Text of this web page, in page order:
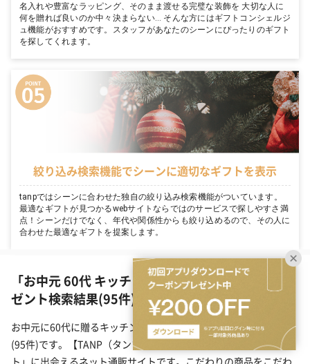
名入れや豊富なラッピング、そのまま渡せる完璧な装飾を 大切な人に
何を贈れば良いのか中々決まらない… そんな方にはギフトコンシェルジ
ュ機能がおすすめです。スタッフがあなたのシーンにぴったりのギフト
を探してくれます。
絞り込み検索機能でシーンに適切なギフトを表示
tanpではシーンに合わせた独自の絞り込み検索機能がついています。
最適なギフトが見つかるwebサイトならではのサービスで探しやすさ満
点！シーンだけでなく、年代や関係性からも絞り込めるので、その人に
合わせた最適なギフトを提案します。
「お中元 60代 キッチン・テーブルウェア」のプレ
ゼント検索結果(95件)
お中元に60代に贈るキッチン・テーブルウェアのプレゼント一覧
(95件)です。【TANP（タンプ）】は大切な日にぴったりな「ギフ